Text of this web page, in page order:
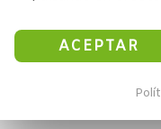
ACEPTAR